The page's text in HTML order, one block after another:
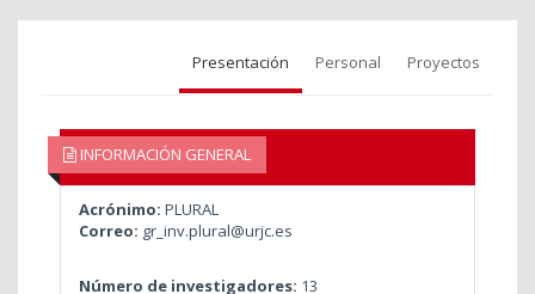
Presentación Personal Proyectos
INFORMACIÓN GENERAL
Acrónimo: PLURAL
Correo: gr_inv.plural@urjc.es
Número de investigadores: 13